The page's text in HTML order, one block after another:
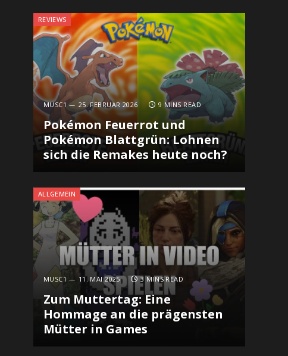
REVIEWS
MUSC1 25. FEBRUAR 2026 9 MINS READ
Pokémon Feuerrot und
Pokémon Blattgrün: Lohnen
sich die Remakes heute noch?
ALLGEMEIN
MUSC1 11. MAI 2025 3 MINS READ
Zum Muttertag: Eine
Hommage an die prägensten
Mütter in Games